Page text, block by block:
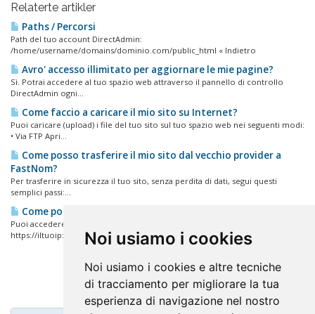
Noi usiamo i cookies
Noi usiamo i cookies e altre tecniche
di tracciamento per migliorare la tua
esperienza di navigazione nel nostro
Relaterte artikler
Paths / Percorsi
Path del tuo account DirectAdmin:
/home/username/domains/dominio.com/public_html « Indietro
Avro' accesso illimitato per aggiornare le mie pagine?
Sì. Potrai accedere al tuo spazio web attraverso il pannello di controllo
DirectAdmin ogni...
Come faccio a caricare il mio sito su Internet?
Puoi caricare (upload) i file del tuo sito sul tuo spazio web nei seguenti modi:
• Via FTP Apri...
Come posso trasferire il mio sito dal vecchio provider a
FastNom?
Per trasferire in sicurezza il tuo sito, senza perdita di dati, segui questi
semplici passi:...
Come posso accedere al mio pannello di controllo?
Puoi accedere al tuo pannello di controllo DirectAdmin nei seguenti modi:
https://iltuoip:2087...